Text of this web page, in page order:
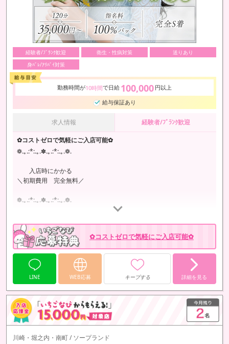
経験者/ﾌﾞﾗﾝｸ歓迎 衛生・性病対策
送りあり
身ﾊﾞﾚ/ｱﾘﾊﾞｲ対策
勤務時間が10時間で日給 100,000 円以上
給与保証あり
求人情報 経験者/ﾌﾞﾗﾝｸ歓迎
✿コストゼロで気軽にご入店可能✿
❁.｡.:*:.｡.✽.｡.:*:.｡.❁.
入店時にかかる
＼初期費用 完全無料／
❁.｡.:*:.｡.✽.｡.:*:.｡.❁.
入店時に必要な
検査・撮影・講習
などの費用を全額店舗側が負担。
初期費用完全無料で
ご入店いただけます✦
✿コストゼロで気軽にご入店可能✿
LINE WEB応募 キープする 詳細を見る
川崎・堀之内・南町 / ソープランド